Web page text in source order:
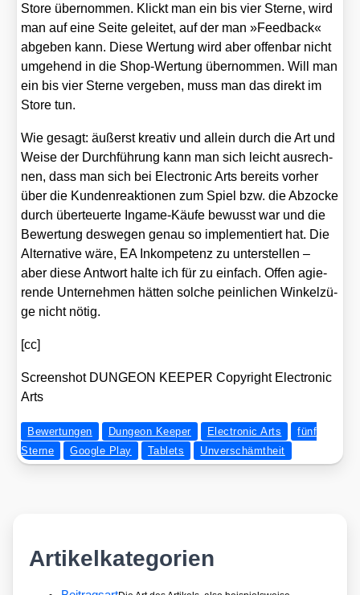
Store über­nom­men. Klickt man ein bis vier Ster­ne, wird
man auf eine Sei­te gelei­tet, auf der man »Feed­back«
abge­ben kann. Die­se Wer­tung wird aber offen­bar nicht
umge­hend in die Shop-Wer­tung über­nom­men. Will man
ein bis vier Ster­ne ver­ge­ben, muss man das direkt im
Store tun.
Wie gesagt: äußerst krea­tiv und allein durch die Art und
Wei­se der Durch­füh­rung kann man sich leicht aus­rech­
nen, dass man sich bei Elec­tro­nic Arts bereits vor­her
über die Kun­den­re­ak­tio­nen zum Spiel bzw. die Abzo­cke
durch über­teu­er­te Ingame-Käu­fe bewusst war und die
Bewer­tung des­we­gen genau so imple­men­tiert hat. Die
Alter­na­ti­ve wäre, EA Inkom­pe­tenz zu unter­stel­len –
aber die­se Ant­wort hal­te ich für zu ein­fach. Offen agie­
ren­de Unter­neh­men hät­ten sol­che pein­li­chen Win­kel­zü­
ge nicht nötig.
[cc]
Screen­shot DUNGEON KEEPER Copy­right Elec­tro­nic
Arts
Bewertungen Dungeon Keeper Electronic Arts
fünf
Sterne
Google Play Tablets Unverschämtheit
Artikelkategorien